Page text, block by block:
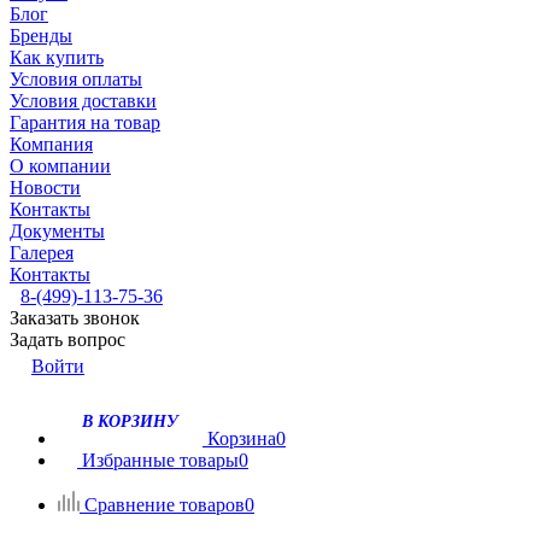
Блог
Бренды
Как купить
Условия оплаты
Условия доставки
Гарантия на товар
Компания
О компании
Новости
Контакты
Документы
Галерея
Контакты
8-(499)-113-75-36
Заказать звонок
Задать вопрос
Войти
В КОРЗИНУ
Корзина0
Избранные товары0
Сравнение товаров0